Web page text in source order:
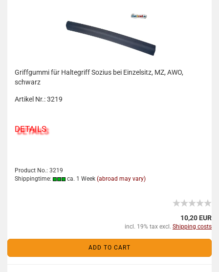
Griffgummi für Haltegriff Sozius bei Einzelsitz, MZ, AWO,
schwarz
Artikel Nr.: 3219
DETAILS
Product No.: 3219
Shippingtime:
ca. 1 Week (abroad may vary)
10,20 EUR
incl. 19% tax excl. Shipping costs
ADD TO CART